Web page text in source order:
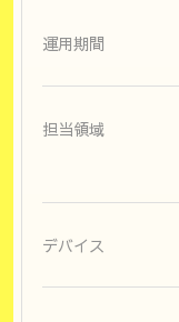
運用期間
担当領域
デバイス